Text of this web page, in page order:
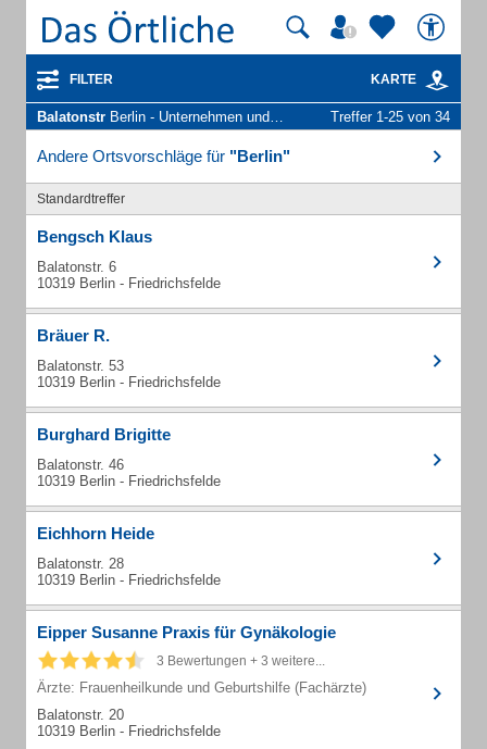
FILTER KARTE
Balatonstr Berlin - Unternehmen und Personen Treffer 1-25 von 34
Andere Ortsvorschläge für "Berlin"
Standardtreffer
Bengsch Klaus
Balatonstr. 6
10319 Berlin - Friedrichsfelde
Bräuer R.
Balatonstr. 53
10319 Berlin - Friedrichsfelde
Burghard Brigitte
Balatonstr. 46
10319 Berlin - Friedrichsfelde
Eichhorn Heide
Balatonstr. 28
10319 Berlin - Friedrichsfelde
Eipper Susanne Praxis für Gynäkologie
3 Bewertungen + 3 weitere...
Ärzte: Frauenheilkunde und Geburtshilfe (Fachärzte)
Balatonstr. 20
10319 Berlin - Friedrichsfelde